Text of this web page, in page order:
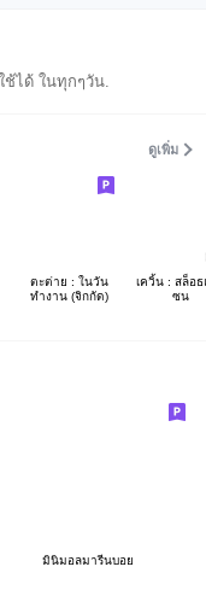
ช้ได้ ในทุกๆวัน.
ดูเพิ่ม
ตะต่าย : ในวัน
ทำงาน (จิกกัด)
เควิ้น : สล็อ
ซน
มินิมอลมารีนบอย